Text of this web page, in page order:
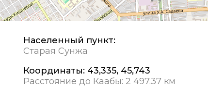
Населенный пункт:
Старая Сунжа
Координаты: 43,335, 45,743
Расстояние до Каабы: 2 497.37 км